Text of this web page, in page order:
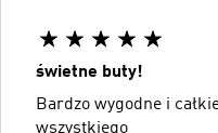
świetne buty!
Bardzo wygodne i
wszystkiego